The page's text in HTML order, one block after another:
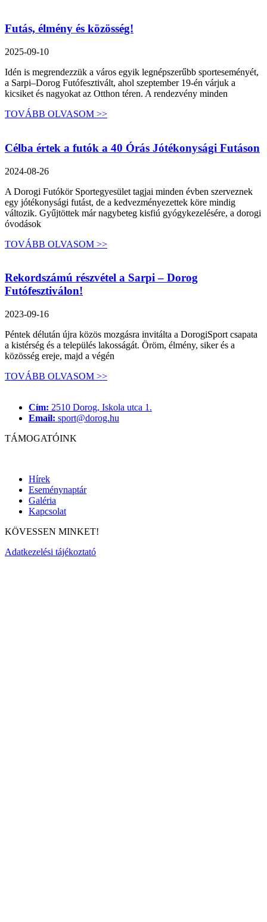
Futás, élmény és közösség!
2025-09-10
Idén is megrendezzük a város egyik legnépszerűbb sporteseményét,
a Sarpi–Dorog Futófesztivált, ahol szeptember 19-én várjuk a
kicsiket és nagyokat az Otthon téren. A rendezvény minden
TOVÁBB OLVASOM >>
Célba értek a futók a 40 Órás Jótékonysági Futáson
2024-08-26
A Dorogi Futókör Sportegyesület tagjai minden évben szerveznek
egy jótékonysági futást, de a kedvezményezettek köre mindig
változik. Gyűjtöttek már nagybeteg kisfiú gyógykezelésére, a dorogi
óvodások
TOVÁBB OLVASOM >>
Rekordszámú részvétel a Sarpi – Dorog
Futófesztiválon!
2023-09-16
Péntek délután újra közös mozgásra invitálta a DorogiSport csapata
a kistérség és a település lakosságát. Öröm, élmény, siker és a
közösség ereje, majd a végén
TOVÁBB OLVASOM >>
Cím: 2510 Dorog, Iskola utca 1.
Email: sport@dorog.hu
TÁMOGATÓINK
Hírek
Eseménynaptár
Galéria
Kapcsolat
KÖVESSEN MINKET!
Adatkezelési tájékoztató